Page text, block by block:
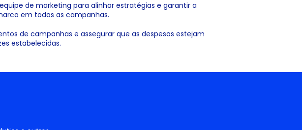
de marketing para alinhar estratégias e garantir a
em todas as campanhas.
de campanhas e assegurar que as despesas estejam
estabelecidas.